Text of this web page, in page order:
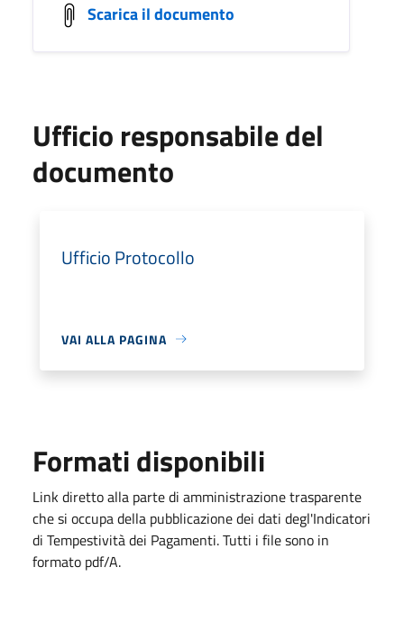
Scarica il documento
Ufficio responsabile del
documento
Ufficio Protocollo
VAI ALLA PAGINA
Formati disponibili
Link diretto alla parte di amministrazione trasparente
che si occupa della pubblicazione dei dati degl'Indicatori
di Tempestività dei Pagamenti. Tutti i file sono in
formato pdf/A.